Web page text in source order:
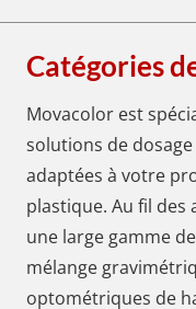
Catégories
Movacolor est
solutions de
adaptées à votre
plastique. Au fil des
une large gamme
mélange
optométriques de